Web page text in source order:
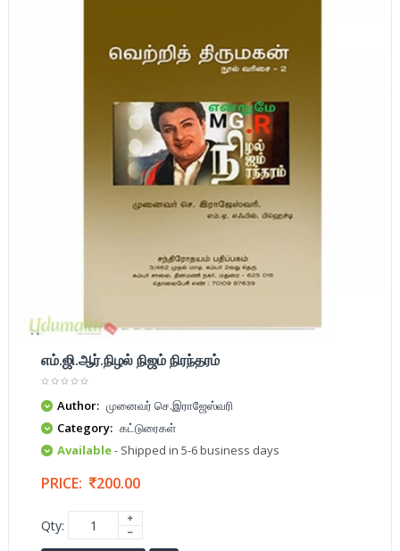
எம்.ஜி.ஆர்.நிழல் நிஜம் நிரந்தரம்
Author: முனைவர் செ.இராஜேஸ்வரி
Category: கட்டுரைகள்
Available- Shipped in 5-6 business days
PRICE: 200.00
Qty: